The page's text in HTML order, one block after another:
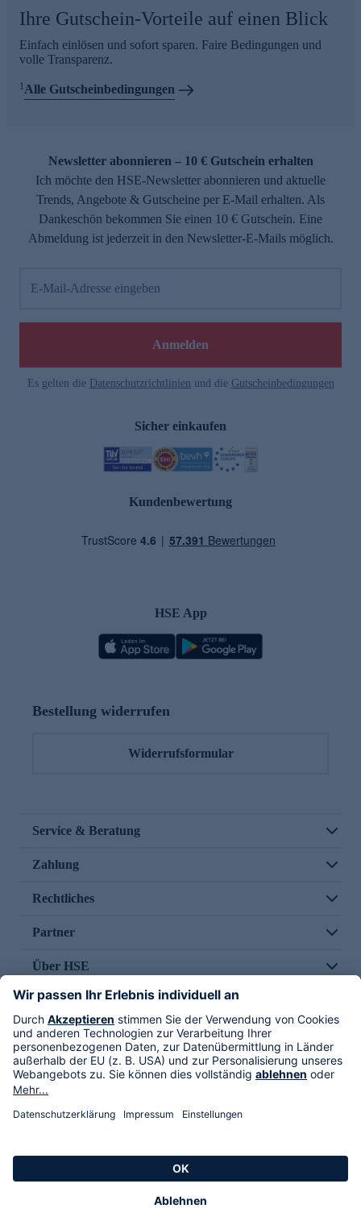
Ihre Gutschein-Vorteile auf einen Blick
Einfach einlösen und sofort sparen. Faire Bedingungen und
volle Transparenz.
1Alle Gutscheinbedingungen
Newsletter abonnieren – 10 € Gutschein erhalten
Ich möchte den HSE-Newsletter abonnieren und aktuelle
Trends, Angebote & Gutscheine per E-Mail erhalten. Als
Dankeschön bekommen Sie einen 10 € Gutschein. Eine
Abmeldung ist jederzeit in den Newsletter-E-Mails möglich.
E-Mail-Adresse eingeben
Anmelden
Es gelten die Datenschutzrichtlinien und die Gutscheinbedingungen
Sicher einkaufen
Kundenbewertung
HSE App
Bestellung widerrufen
Widerrufsformular
Service & Beratung
Zahlung
Rechtliches
Partner
Über HSE
Im TV
HSE International